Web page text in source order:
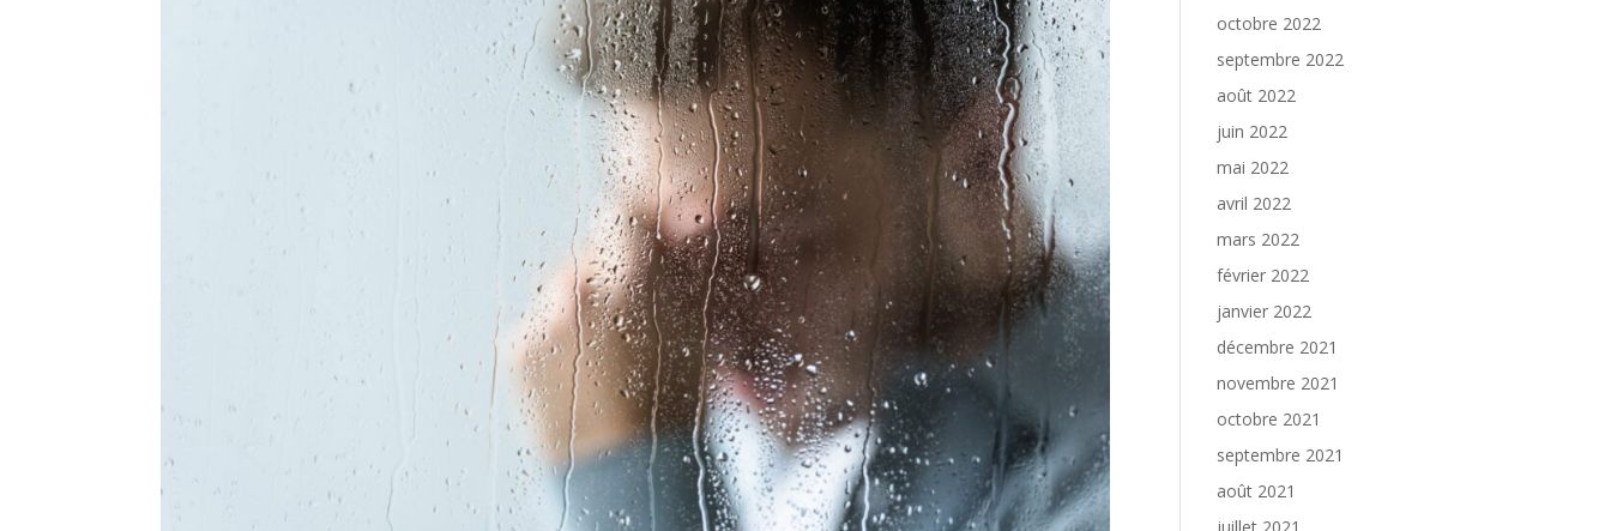
octobre 2022
septembre 2022
août 2022
juin 2022
mai 2022
avril 2022
mars 2022
février 2022
janvier 2022
décembre 2021
novembre 2021
octobre 2021
septembre 2021
août 2021